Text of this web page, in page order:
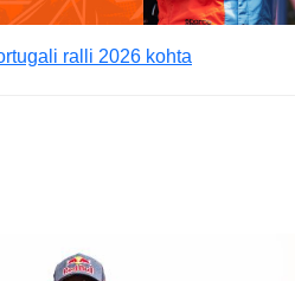
ralli 2026 kohta